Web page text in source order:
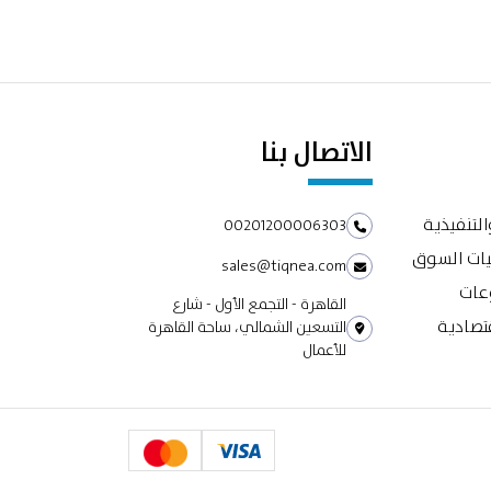
السوق
الاتصال بنا
00201200006303
sales@tiqnea.com
القاهرة - التجمع الأول - شارع
التسعين الشمالي، ساحة القاهرة
للأعمال